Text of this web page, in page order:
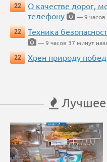
22
О качестве дорог,
телефону
— 9 часов
22
Техника
— 9 часов 37 минут
22
Хрен природу
Лучшее